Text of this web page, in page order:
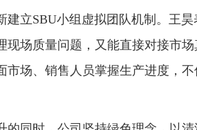
立SBU小组虚拟团队机制。王
场质量问题，又能直接对接市
场、销售人员掌握生产进度，